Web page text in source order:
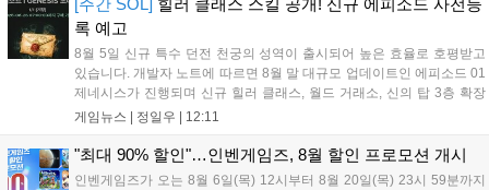
보상이 주어진다. 넷마블은 이번 이벤트를 통해 이용자들에게 다채로운
즐길 거리를 제공할 예정이다....
[주간 SOL] 힐러 클래스 스킬 공개! 신규 에피소드 사전등
록 예고
8월 5일 신규 특수 던전 천궁의 성역이 출시되어 높은 효율로 호평받고
있습니다. 개발자 노트에 따르면 8월 말 대규모 업데이트인 에피소드 01
제네시스가 진행되며 신규 힐러 클래스, 월드 거래소, 신의 탑 3층 확장
등이 예고되었습니다. 또한 8일에는 신권 선출이 예정되어 있어 게임 내
다....
게임뉴스 | 정일우 12:11
"최대 90% 할인"…인벤게임즈, 8월 할인 프로모션 개시
인벤게임즈가 오는 8월 6일(목) 12시부터 8월 20일(목) 23시 59분까지